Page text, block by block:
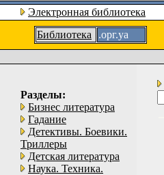
Электронная библиотека
Библиотека
.орг.уа
Разделы:
Бизнес литература
Гадание
Детективы. Боевики.
Триллеры
Детская литература
Наука. Техника.